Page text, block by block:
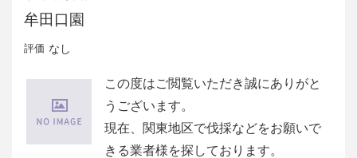
牟田口園
評価 なし
この度はご閲覧いただき誠にありがと
うございます。
現在、関東地区で伐採などをお願いで
きる業者様を探しております。